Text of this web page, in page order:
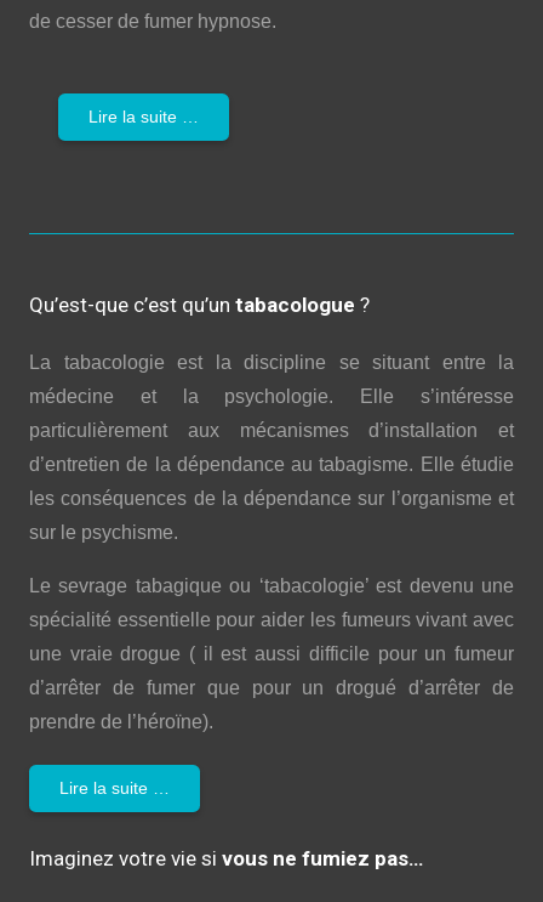
de cesser de fumer hypnose.
Lire la suite …
Qu’est-que c’est qu’un tabacologue ?
La tabacologie est la discipline se situant entre la
médecine et la psychologie. Elle s’intéresse
particulièrement aux mécanismes d’installation et
d’entretien de la dépendance au tabagisme. Elle étudie
les conséquences de la dépendance sur l’organisme et
sur le psychisme.
Le sevrage tabagique ou ‘tabacologie’ est devenu une
spécialité essentielle pour aider les fumeurs vivant avec
une vraie drogue ( il est aussi difficile pour un fumeur
d’arrêter de fumer que pour un drogué d’arrêter de
prendre de l’héroïne).
Lire la suite …
Imaginez votre vie si vous ne fumiez pas…